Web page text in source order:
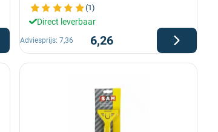
(1)
Direct leverbaar
6,26
Adviesprijs:7,36